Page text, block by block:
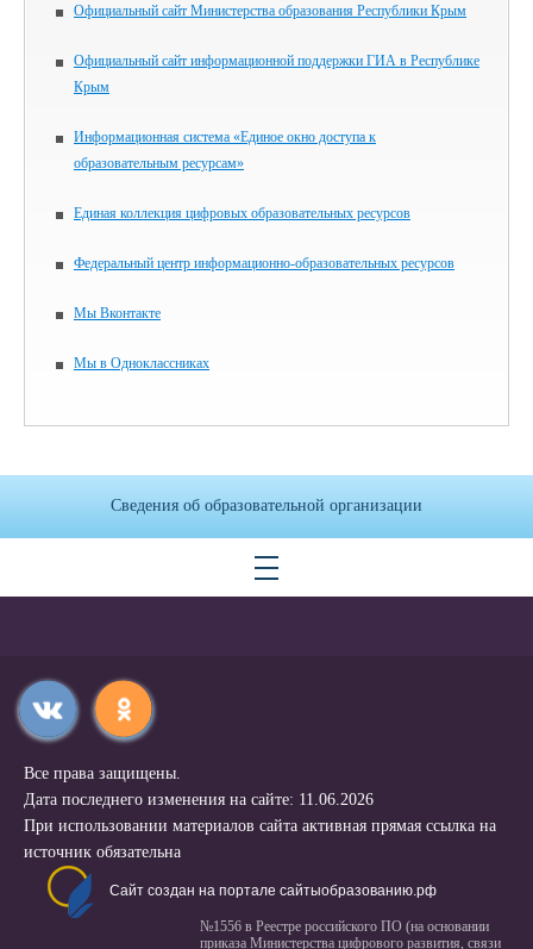
Официальный сайт Министерства образования Республики Крым
Официальный сайт информационной поддержки ГИА в Республике
Крым
Информационная система «Единое окно доступа к
образовательным ресурсам»
Единая коллекция цифровых образовательных ресурсов
Федеральный центр информационно-образовательных ресурсов
Мы Вконтакте
Мы в Одноклассниках
Сведения об образовательной организации
Все права защищены.
Дата последнего изменения на сайте: 11.06.2026
При использовании материалов сайта активная прямая ссылка на
источник обязательна
Сайт создан на портале сайтыобразованию.рф
№1556 в Реестре российского ПО (на основании
приказа Министерства цифрового развития, связи